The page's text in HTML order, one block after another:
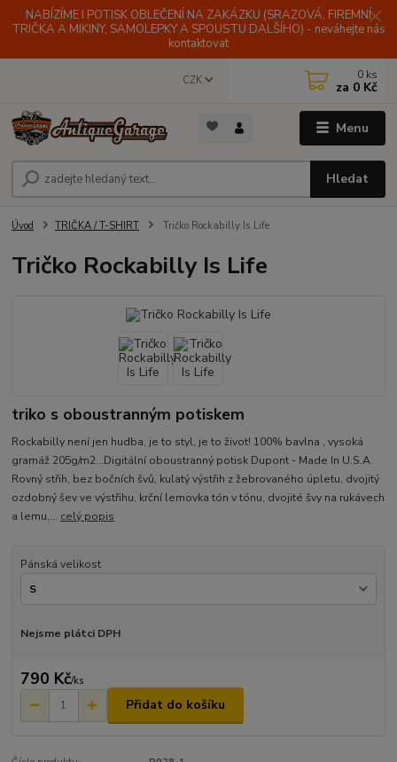
NABÍZÍME I POTISK OBLEČENÍ NA ZAKÁZKU (SRAZOVÁ, FIREMNÍ
TRIČKA A MIKINY, SAMOLEPKY A SPOUSTU DALŠÍHO) - neváhejte nás
kontaktovat
Menu
CZK
Hledat
0 ks
za 0 Kč
Úvod TRIČKA / T-SHIRT Tričko Rockabilly Is Life
Tričko Rockabilly Is Life
triko s oboustranným potiskem
Rockabilly není jen hudba, je to styl, je to život! 100% bavlna , vysoká
gramáž 205g/m2...Digitální oboustranný potisk Dupont - Made In U.S.A.
Rovný střih, bez bočních švů, kulatý výstřih z žebrovaného úpletu, dvojitý
ozdobný šev ve výstřihu, krční lemovka tón v tónu, dvojité švy na rukávech
a lemu,... celý popis
Pánská velikost
Nejsme plátci DPH
790 Kč/ks
Přidat do košíku